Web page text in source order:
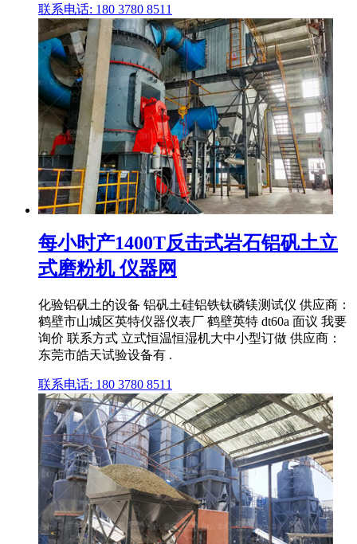
联系电话: 180 3780 8511
每小时产1400T反击式岩石铝矾土立
式磨粉机 仪器网
化验铝矾土的设备 铝矾土硅铝铁钛磷镁测试仪 供应商：
鹤壁市山城区英特仪器仪表厂 鹤壁英特 dt60a 面议 我要
询价 联系方式 立式恒温恒湿机大中小型订做 供应商：
东莞市皓天试验设备有 .
联系电话: 180 3780 8511